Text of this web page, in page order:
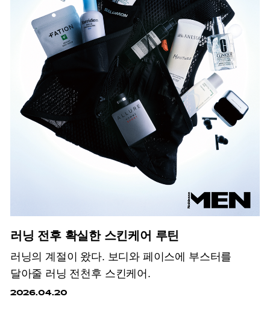
러닝 전후 확실한 스킨케어 루틴
러닝의 계절이 왔다. 보디와 페이스에 부스터를
달아줄 러닝 전천후 스킨케어.
2026.04.20